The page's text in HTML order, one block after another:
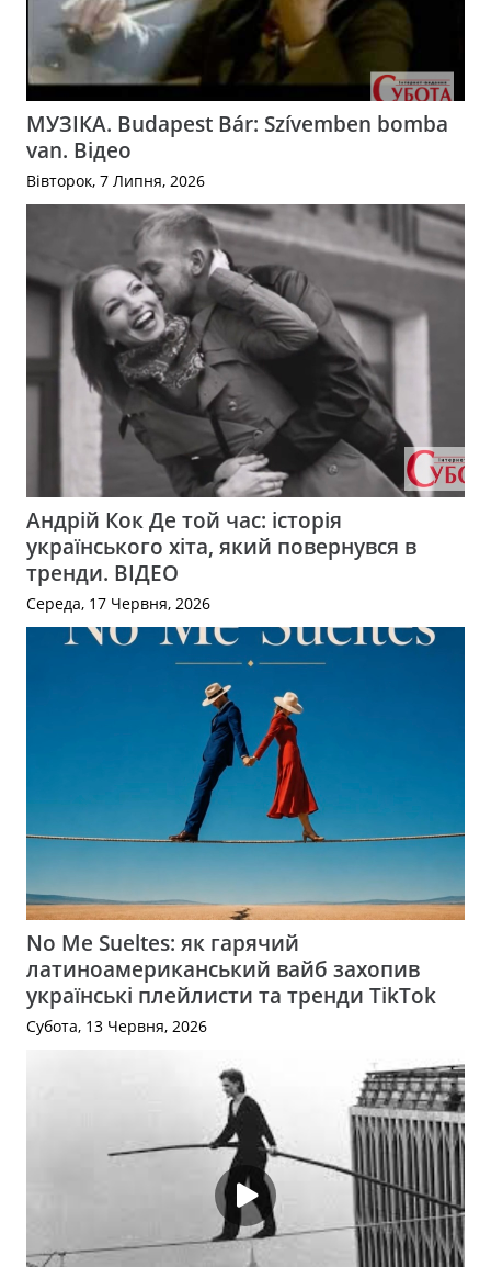
МУЗІКА. Budapest Bár: Szívemben bomba
van. Відео
Вівторок, 7 Липня, 2026
Андрій Кок Де той час: історія
українського хіта, який повернувся в
тренди. ВІДЕО
Середа, 17 Червня, 2026
No Me Sueltes: як гарячий
латиноамериканський вайб захопив
українські плейлисти та тренди TikTok
Субота, 13 Червня, 2026